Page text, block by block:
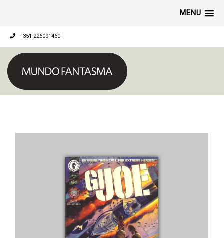
MENU
+351 226091460